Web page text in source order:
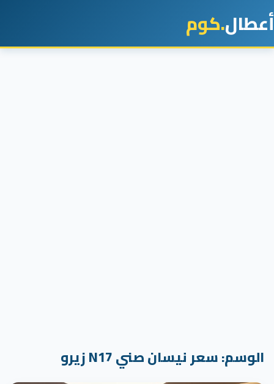
أعطال.كوم
الوسم:سعر نيسان صني N17 زيرو